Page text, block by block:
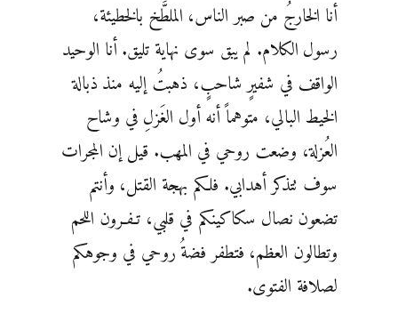
أنا الخارجُ من صبر الناس، الملطَّخ بالخطيئة،
رسول الكلام. لم يبق سوى نهاية تليق. أنا الوحيد
الواقف في شفيرٍ شاحبٍ، ذهبتُ إليه منذ ذبالة
الخيط البالي، متوهماً أنه أول الغَزلِ في وشاح
العُزلة، وضعت روحي في المهب. قيل إن المجرات
سوف تتذكر أهدابي. فلكم بهجة القتل، وأنتم
تضعون نصال سكاكينكم في قلبي، تـفـرون اللحم
وتطالون العظم، فتطفر فضةُ روحي في وجوهكم
لصلافة الفتوى.